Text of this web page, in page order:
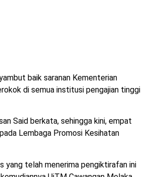
baik saranan Kementerian
di semua institusi pengajian tinggi
Said berkata, sehingga kini, empat
Lembaga Promosi Kesihatan
yang telah menerima pengiktirafan ini